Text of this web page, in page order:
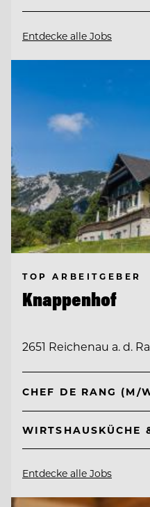
Entdecke alle Jobs
TOP ARBEITGEBER
Knappenhof
2651 Reichenau a. d.
CHEF DE RANG (M/
WIRTSHAUSKÜCHE
Entdecke alle Jobs